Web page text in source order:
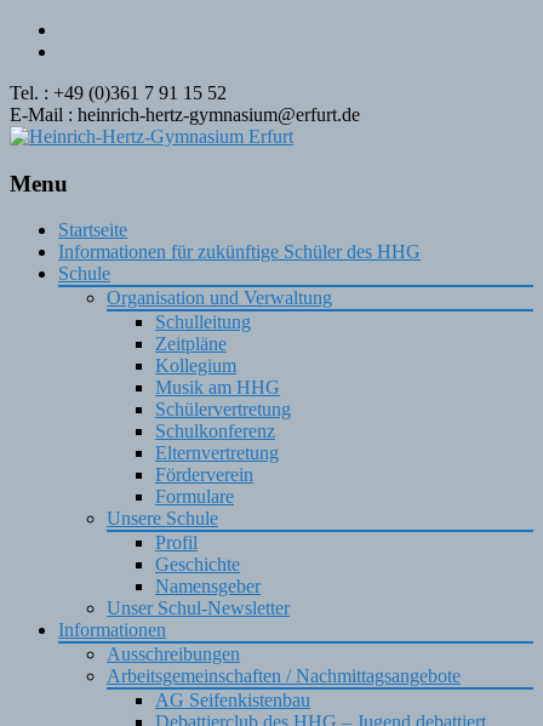
Tel. : +49 (0)361 7 91 15 52
E-Mail : heinrich-hertz-gymnasium@erfurt.de
Menu
Skip
content
Startseite
Informationen für zukünftige Schüler des HHG
Schule
Organisation und Verwaltung
Schulleitung
Zeitpläne
Kollegium
Musik am HHG
Schülervertretung
Schulkonferenz
Elternvertretung
Förderverein
Formulare
Unsere Schule
Profil
Geschichte
Namensgeber
Unser Schul-Newsletter
Informationen
Ausschreibungen
Arbeitsgemeinschaften / Nachmittagsangebote
AG Seifenkistenbau